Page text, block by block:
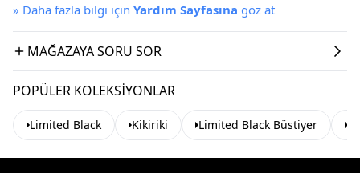
» Daha fazla bilgi için Yardım Sayfasına göz at
MAĞAZAYA SORU SOR
POPÜLER KOLEKSIYONLAR
Limited Black Kikiriki Limited Black Büstiyer